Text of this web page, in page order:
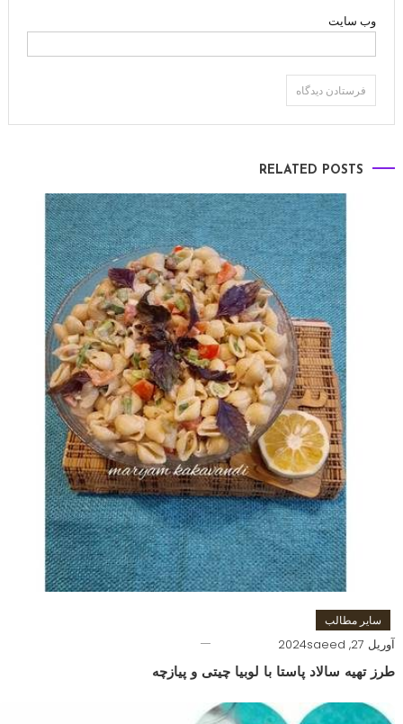
وب‌ سایت
RELATED POSTS
سایر مطالب
آوریل 27, 2024 saeed
طرز تهیه سالاد پاستا با لوبیا چیتی و پیازچه